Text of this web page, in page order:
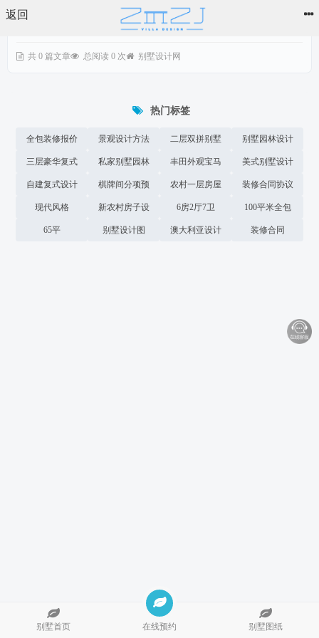
返回
共 0 篇文章 总阅读 0 次 别墅设计网
热门标签
全包装修报价
单
景观设计方法 二层双拼别墅 别墅园林设计
三层豪华复式
图纸
私家别墅园林
设计合同
丰田外观宝马 美式别墅设计
自建复式设计
图
棋牌间分项预
算表
农村一层房屋
设计图
装修合同协议
书
现代风格 新农村房子设
计
6房2厅7卫 100平米全包
预算表
65平 别墅设计图 澳大利亚设计 装修合同
别墅首页 在线预约 别墅图纸